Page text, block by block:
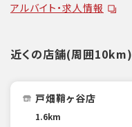
アルバイト・求人情報
近くの店舗(周囲10km)
戸畑鞘ヶ谷店
1.6km